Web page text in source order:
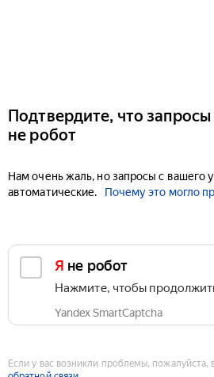
Подтвердите, что
не робот
Нам очень жаль, но запросы с вашего
автоматические.
Почему это могло
Я не робот
Нажмите, чтобы
Yandex SmartCaptcha
Если у вас возникли проблемы, пожалуйста,